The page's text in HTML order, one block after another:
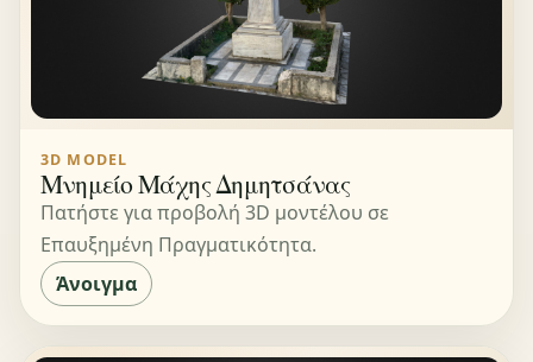
3D MODEL
Μνημείο Μάχης Δημητσάνας
Πατήστε για προβολή 3D μοντέλου σε
Επαυξημένη Πραγματικότητα.
Άνοιγμα